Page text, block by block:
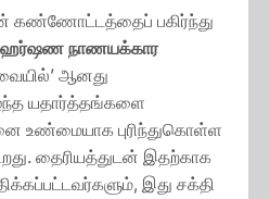
கண்ணோட்டத்தைப் பகிர்ந்து
ஹர்ஷண நாணயக்கார
ஆனது
யதார்த்தங்களை
உண்மையாக புரிந்துகொள்ள
தைரியத்துடன் இதற்காக
இது சக்தி